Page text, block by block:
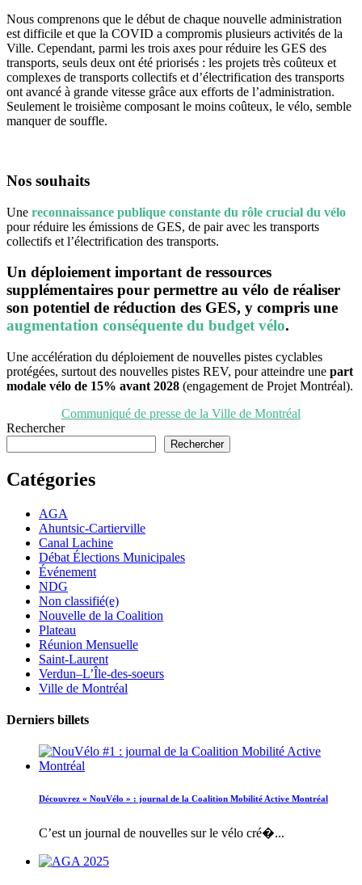
Nous comprenons que le début de chaque nouvelle administration
est difficile et que la COVID a compromis plusieurs activités de la
Ville. Cependant, parmi les trois axes pour réduire les GES des
transports, seuls deux ont été priorisés : les projets très coûteux et
complexes de transports collectifs et d’électrification des transports
ont avancé à grande vitesse grâce aux efforts de l’administration.
Seulement le troisième composant le moins coûteux, le vélo, semble
manquer de souffle.
Nos souhaits
Une reconnaissance publique constante du rôle crucial du vélo
pour réduire les émissions de GES, de pair avec les transports
collectifs et l’électrification des transports.
Un déploiement important de ressources
supplémentaires pour permettre au vélo de réaliser
son potentiel de réduction des GES, y compris une
augmentation conséquente du budget vélo.
Une accélération du déploiement de nouvelles pistes cyclables
protégées, surtout des nouvelles pistes REV, pour atteindre une part
modale vélo de 15% avant 2028 (engagement de Projet Montréal).
Communiqué de presse de la Ville de Montréal
Rechercher
Rechercher
Catégories
AGA
Ahuntsic-Cartierville
Canal Lachine
Débat Élections Municipales
Événement
NDG
Non classifié(e)
Nouvelle de la Coalition
Plateau
Réunion Mensuelle
Saint-Laurent
Verdun–L’Île-des-soeurs
Ville de Montréal
Derniers billets
Découvrez « NouVélo » : journal de la Coalition Mobilité Active Montréal
C’est un journal de nouvelles sur le vélo cré�...